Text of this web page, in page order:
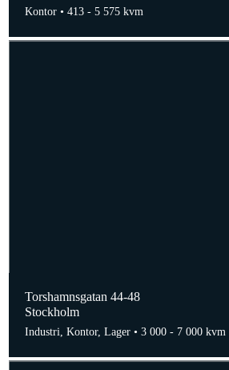
Kontor • 413 - 5 575 kvm
Torshamnsgatan 44-48
Stockholm
Industri, Kontor, Lager • 3 000 - 7 000 kvm